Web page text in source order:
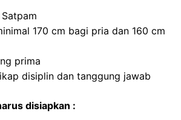
170 cm bagi pria dan 160 cm
prima
disiplin dan tanggung jawab
disiapkan :